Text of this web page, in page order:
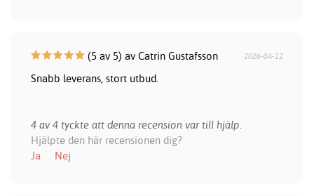
(5 av 5) av Catrin Gustafsson 2026-04-12
Snabb leverans, stort utbud.
4 av 4 tyckte att denna recension var till hjälp.
Hjälpte den här recensionen dig?
Ja
Nej